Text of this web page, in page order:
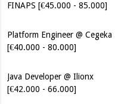
FINAPS [€45.000 - 85.000]
Platform Engineer @ Cegeka
[€40.000 - 80.000]
Java Developer @ Ilionx
[€42.000 - 66.000]